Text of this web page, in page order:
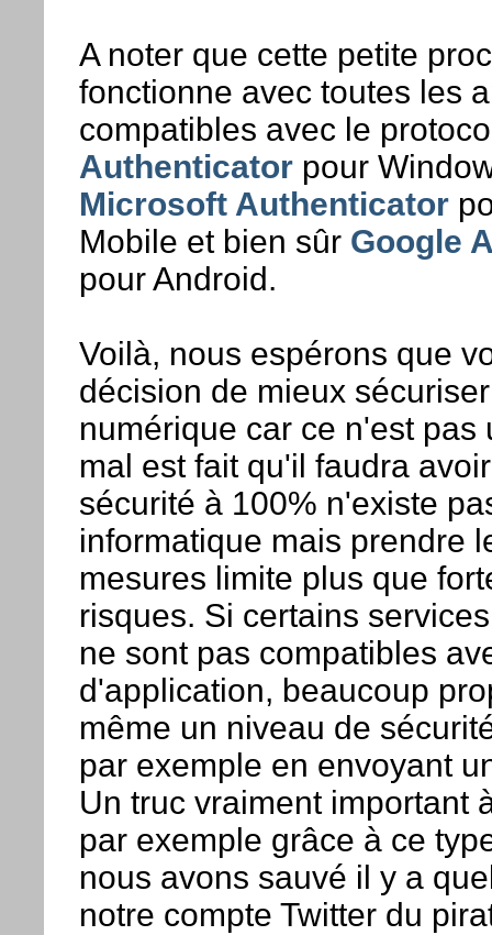
A noter que cette petite
fonctionne avec toutes les
compatibles avec le
Authenticatorpour
Microsoft Authenticator
Mobile et bien sûr Google
pour Android.
Voilà, nous espérons que
décision de mieux
numérique car ce n'est pas
mal est fait qu'il faudra
sécurité à 100% n'existe
informatique mais prendre
mesures limite plus que
risques. Si certains
ne sont pas compatibles
d'application, beaucoup
même un niveau de
par exemple en envoyant
Un truc vraiment important
par exemple grâce à ce
nous avons sauvé il y a
notre compte Twitter du